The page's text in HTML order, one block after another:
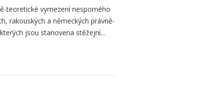
teoretické vymezení nesporného
rakouských a německých právně-
jsou stanovena stěžejní...